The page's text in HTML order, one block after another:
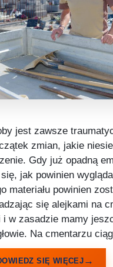
jest zawsze
zmian, jakie
Gdy już opadną
jak powinien
materiału powinien
się alejkami na
w zasadzie mamy
Na cmentarzu
SIĘ WIĘCEJ